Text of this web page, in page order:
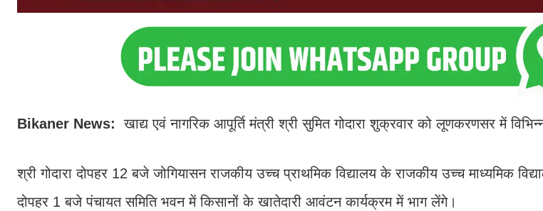
Bikaner News: खाद्य एवं नागरिक आपूर्ति मंत्री श्री सुमित गोदारा शुक्रवार को लूणकरणसर में
श्री गोदारा दोपहर 12 बजे जोगियासन राजकीय उच्च प्राथमिक विद्यालय के राजकीय उच्च माध्यमिक
दोपहर 1 बजे पंचायत समिति भवन में किसानों के खातेदारी आवंटन कार्यक्रम में भाग लेंगे।